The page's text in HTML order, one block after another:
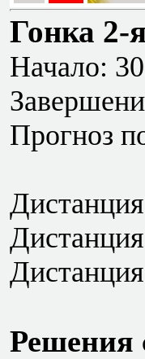
Гонка 2-я
Начало:
Прогноз
Решения